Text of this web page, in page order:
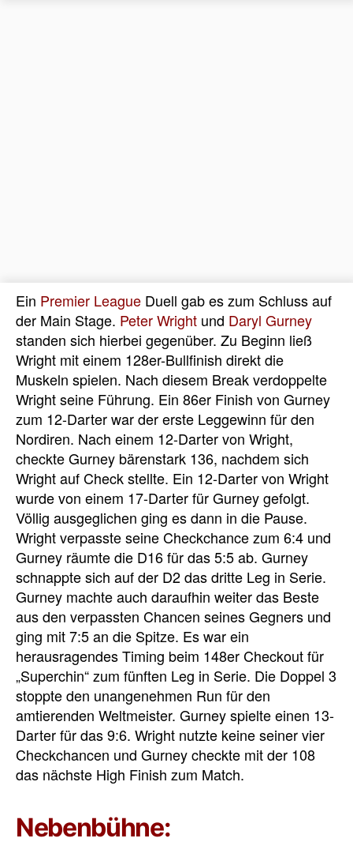
Ein Premier League Duell gab es zum Schluss auf
der Main Stage. Peter Wright und Daryl Gurney
standen sich hierbei gegenüber. Zu Beginn ließ
Wright mit einem 128er-Bullfinish direkt die
Muskeln spielen. Nach diesem Break verdoppelte
Wright seine Führung. Ein 86er Finish von Gurney
zum 12-Darter war der erste Leggewinn für den
Nordiren. Nach einem 12-Darter von Wright,
checkte Gurney bärenstark 136, nachdem sich
Wright auf Check stellte. Ein 12-Darter von Wright
wurde von einem 17-Darter für Gurney gefolgt.
Völlig ausgeglichen ging es dann in die Pause.
Wright verpasste seine Checkchance zum 6:4 und
Gurney räumte die D16 für das 5:5 ab. Gurney
schnappte sich auf der D2 das dritte Leg in Serie.
Gurney machte auch daraufhin weiter das Beste
aus den verpassten Chancen seines Gegners und
ging mit 7:5 an die Spitze. Es war ein
herausragendes Timing beim 148er Checkout für
„Superchin“ zum fünften Leg in Serie. Die Doppel 3
stoppte den unangenehmen Run für den
amtierenden Weltmeister. Gurney spielte einen 13-
Darter für das 9:6. Wright nutzte keine seiner vier
Checkchancen und Gurney checkte mit der 108
das nächste High Finish zum Match.
Nebenbühne: